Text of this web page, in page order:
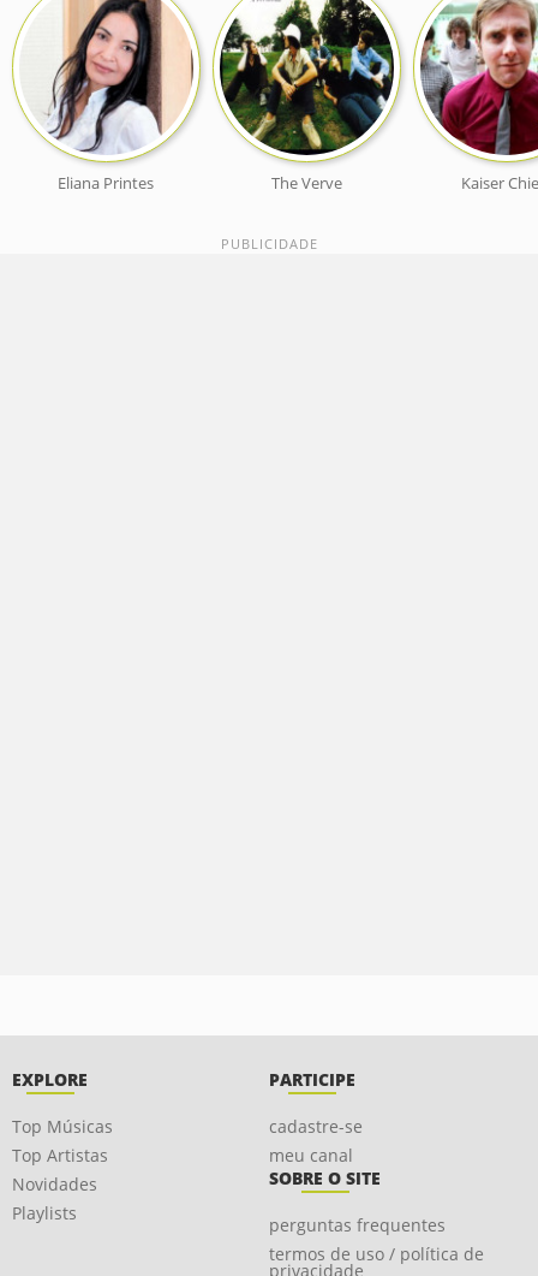
Eliana Printes The Verve Kaiser
EXPLORE
Top Músicas
Top Artistas
Novidades
Playlists
PARTICIPE
cadastre-se
meu canal
SOBRE O SITE
perguntas frequentes
termos de uso / política de
privacidade